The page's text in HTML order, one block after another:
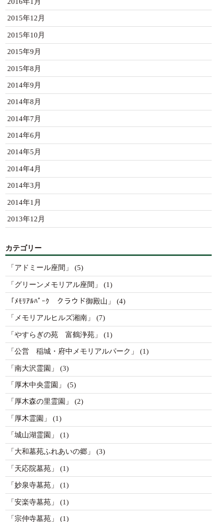
2015年12月
2015年10月
2015年9月
2015年8月
2014年9月
2014年8月
2014年7月
2014年6月
2014年5月
2014年4月
2014年3月
2014年1月
2013年12月
カテゴリー
「アドミール座間」 (5)
「グリーンメモリアル座間」 (1)
「ﾒﾓﾘｱﾙﾊﾟｰｸ クラウド御殿山」 (4)
「メモリアルヒルズ湘南」 (7)
「やすらぎの苑 富鶴浄苑」 (1)
「公営 稲城・府中メモリアルパーク」 (1)
「南大沢霊園」 (3)
「厚木中央霊園」 (5)
「厚木森の里霊園」 (2)
「厚木霊園」 (1)
「城山湖霊園」 (1)
「大和墓苑ふれあいの郷」 (3)
「天応院墓苑」 (1)
「妙泉寺墓苑」 (1)
「安楽寺墓苑」 (1)
「宗仲寺墓苑」 (1)